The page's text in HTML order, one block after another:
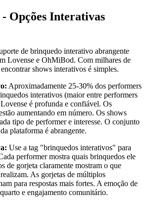
Opções Interativas
de brinquedo interativo abrangente
Lovense e OhMiBod. Com milhares de
shows interativos é simples.
Aproximadamente 25-30% dos performers
interativos (maior entre performers
é profunda e confiável. Os
aumentando em número. Os shows
tipo de performer e interesse. O conjunto
plataforma é abrangente.
Use a tag "brinquedos interativos" para
performer mostra quais brinquedos ele
de gorjeta claramente mostram o que
As gorjetas de múltiplos
para respostas mais fortes. A emoção de
e engajamento comunitário.